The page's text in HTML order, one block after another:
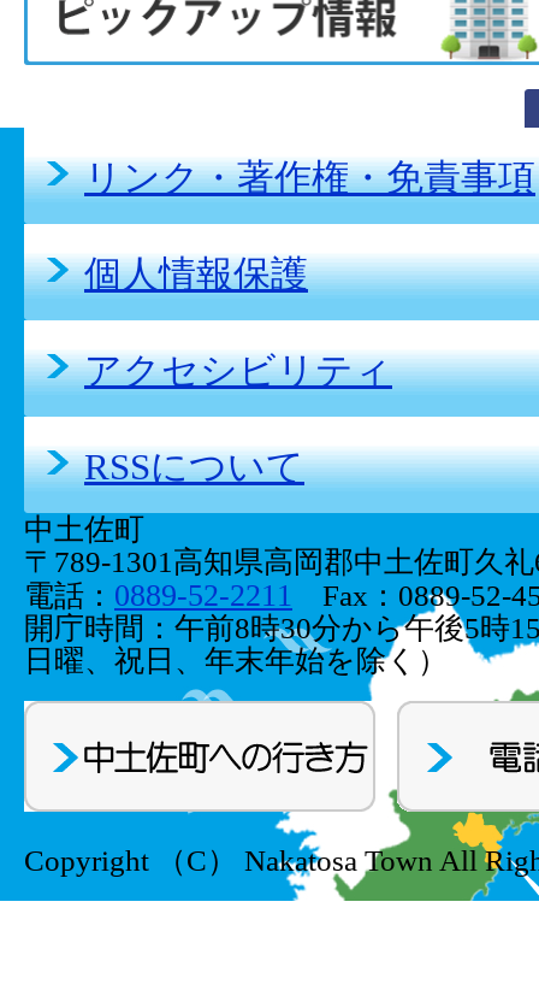
リンク・著作権・免責事項
個人情報保護
アクセシビリティ
RSSについて
中土佐町
〒789-1301高知県高岡郡中土佐町久礼
電話： 0889-52-2211 Fax：0889-52-
開庁時間：午前8時30分から午後5時
日曜、祝日、年末年始を除く）
Copyright （C） Nakatosa Town All